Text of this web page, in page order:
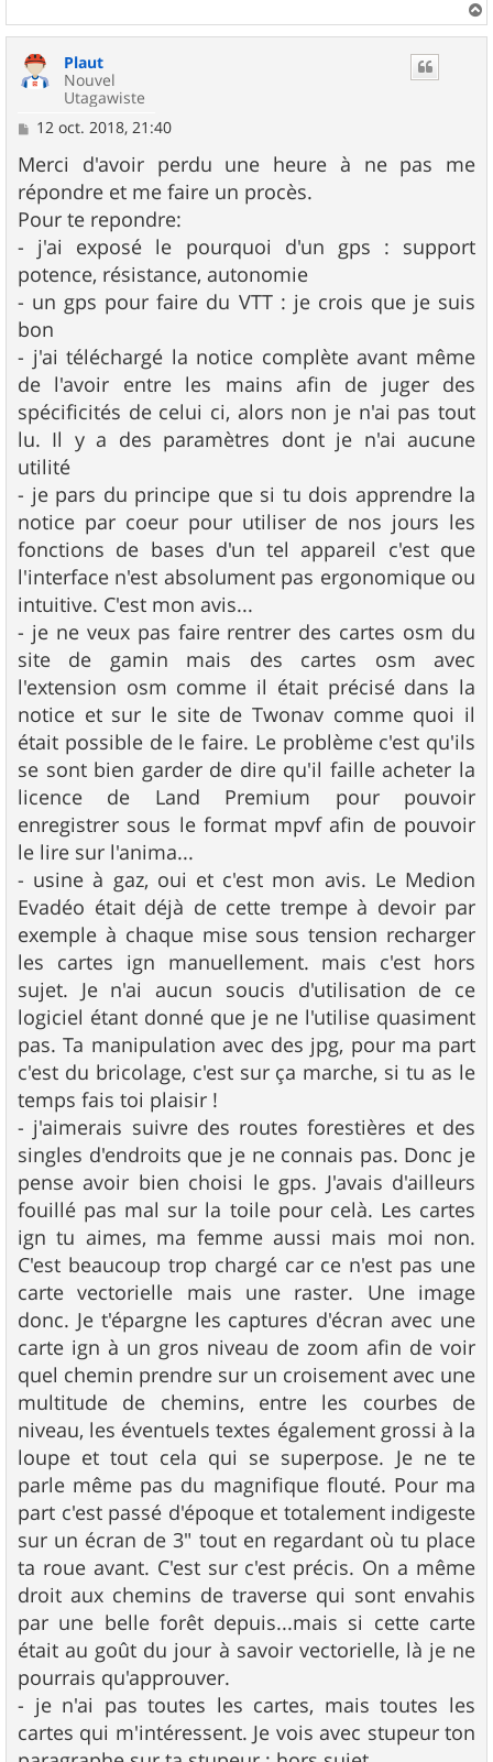
a
Plaut
Nouvel
Utagawiste
M
s
s
a
g
e
12 oct. 2018, 21:40
Merci d'avoir perdu une heure à ne pas me
répondre et me faire un procès.
Pour te repondre:
- j'ai exposé le pourquoi d'un gps : support
potence, résistance, autonomie
- un gps pour faire du VTT : je crois que je suis
bon
- j'ai téléchargé la notice complète avant même
de l'avoir entre les mains afin de juger des
spécificités de celui ci, alors non je n'ai pas tout
lu. Il y a des paramètres dont je n'ai aucune
utilité
- je pars du principe que si tu dois apprendre la
notice par coeur pour utiliser de nos jours les
fonctions de bases d'un tel appareil c'est que
l'interface n'est absolument pas ergonomique ou
intuitive. C'est mon avis...
- je ne veux pas faire rentrer des cartes osm du
site de gamin mais des cartes osm avec
l'extension osm comme il était précisé dans la
notice et sur le site de Twonav comme quoi il
était possible de le faire. Le problème c'est qu'ils
se sont bien garder de dire qu'il faille acheter la
licence de Land Premium pour pouvoir
enregistrer sous le format mpvf afin de pouvoir
le lire sur l'anima...
- usine à gaz, oui et c'est mon avis. Le Medion
Evadéo était déjà de cette trempe à devoir par
exemple à chaque mise sous tension recharger
les cartes ign manuellement. mais c'est hors
sujet. Je n'ai aucun soucis d'utilisation de ce
logiciel étant donné que je ne l'utilise quasiment
pas. Ta manipulation avec des jpg, pour ma part
c'est du bricolage, c'est sur ça marche, si tu as le
temps fais toi plaisir !
- j'aimerais suivre des routes forestières et des
singles d'endroits que je ne connais pas. Donc je
pense avoir bien choisi le gps. J'avais d'ailleurs
fouillé pas mal sur la toile pour celà. Les cartes
ign tu aimes, ma femme aussi mais moi non.
C'est beaucoup trop chargé car ce n'est pas une
carte vectorielle mais une raster. Une image
donc. Je t'épargne les captures d'écran avec une
carte ign à un gros niveau de zoom afin de voir
quel chemin prendre sur un croisement avec une
multitude de chemins, entre les courbes de
niveau, les éventuels textes également grossi à la
loupe et tout cela qui se superpose. Je ne te
parle même pas du magnifique flouté. Pour ma
part c'est passé d'époque et totalement indigeste
sur un écran de 3" tout en regardant où tu place
ta roue avant. C'est sur c'est précis. On a même
droit aux chemins de traverse qui sont envahis
par une belle forêt depuis...mais si cette carte
était au goût du jour à savoir vectorielle, là je ne
pourrais qu'approuver.
- je n'ai pas toutes les cartes, mais toutes les
cartes qui m'intéressent. Je vois avec stupeur ton